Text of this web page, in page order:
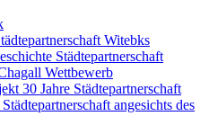
Witebks
Städtepartnerschaft
Wettbewerb
30 Jahre Städtepartnerschaft
angesichts des